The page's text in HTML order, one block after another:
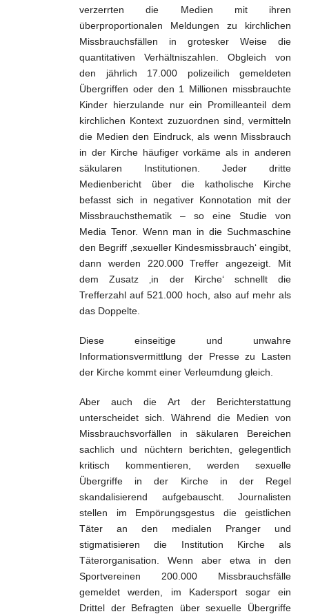
verzerrten die Medien mit ihren
überproportionalen Meldungen zu kirchlichen
Missbrauchsfällen in grotesker Weise die
quantitativen Verhältniszahlen. Obgleich von
den jährlich 17.000 polizeilich gemeldeten
Übergriffen oder den 1 Millionen missbrauchte
Kinder hierzulande nur ein Promilleanteil dem
kirchlichen Kontext zuzuordnen sind, vermitteln
die Medien den Eindruck, als wenn Missbrauch
in der Kirche häufiger vorkäme als in anderen
säkularen Institutionen. Jeder dritte
Medienbericht über die katholische Kirche
befasst sich in negativer Konnotation mit der
Missbrauchsthematik – so eine Studie von
Media Tenor. Wenn man in die Suchmaschine
den Begriff ‚sexueller Kindesmissbrauch‘ eingibt,
dann werden 220.000 Treffer angezeigt. Mit
dem Zusatz ‚in der Kirche‘ schnellt die
Trefferzahl auf 521.000 hoch, also auf mehr als
das Doppelte.
Diese einseitige und unwahre
Informationsvermittlung der Presse zu Lasten
der Kirche kommt einer Verleumdung gleich.
Aber auch die Art der Berichterstattung
unterscheidet sich. Während die Medien von
Missbrauchsvorfällen in säkularen Bereichen
sachlich und nüchtern berichten, gelegentlich
kritisch kommentieren, werden sexuelle
Übergriffe in der Kirche in der Regel
skandalisierend aufgebauscht. Journalisten
stellen im Empörungsgestus die geistlichen
Täter an den medialen Pranger und
stigmatisieren die Institution Kirche als
Täterorganisation. Wenn aber etwa in den
Sportvereinen 200.000 Missbrauchsfälle
gemeldet werden, im Kadersport sogar ein
Drittel der Befragten über sexuelle Übergriffe